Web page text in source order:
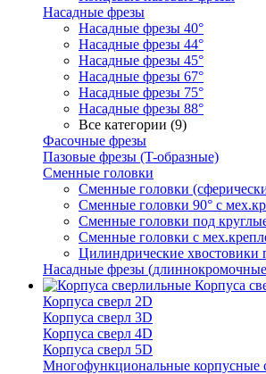
Насадные фрезы
Насадные фрезы 40°
Насадные фрезы 44°
Насадные фрезы 45°
Насадные фрезы 67°
Насадные фрезы 75°
Насадные фрезы 88°
Все категории (9)
Фасочные фрезы
Пазовые фрезы (T-образные)
Сменные головки
Сменные головки
Сменные головки 90° с
Сменные головки под
Сменные головки с
Цилиндрические хвостовики
Насадные фрезы
Корпуса
Корпуса сверл 2D
Корпуса сверл 3D
Корпуса сверл 4D
Корпуса сверл 5D
Многофункциональные корпусные